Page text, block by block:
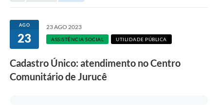
AGO
23
23 AGO 2023
ASSISTÊNCIA SOCIAL UTILIDADE PÚBLICA
Cadastro Único: atendimento no Centro
Comunitário de Jurucê